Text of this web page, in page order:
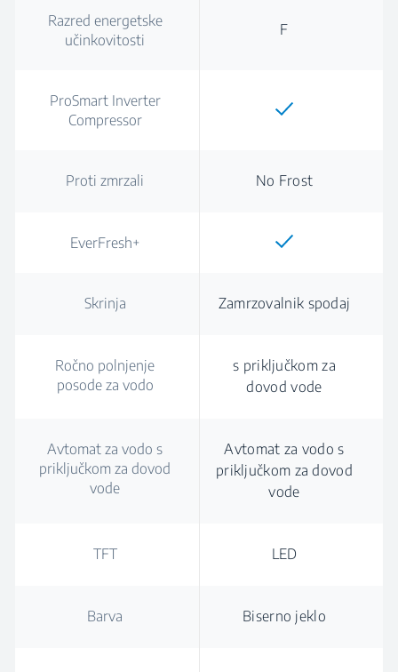
Razred energetske
učinkovitosti
F
ProSmart Inverter
Compressor
Proti zmrzali No Frost
EverFresh+
Skrinja Zamrzovalnik spodaj
Ročno polnjenje
posode za vodo
s priključkom za
dovod vode
Avtomat za vodo s
priključkom za dovod
vode
Avtomat za vodo s
priključkom za dovod
vode
TFT LED
Barva Biserno jeklo